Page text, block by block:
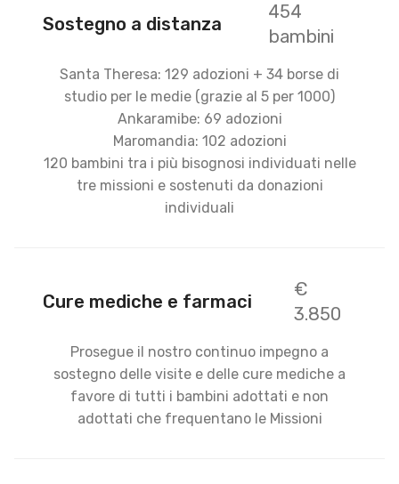
Sostegno a distanza
454
bambini
Santa Theresa: 129 adozioni + 34 borse di
studio per le medie (grazie al 5 per 1000)
Ankaramibe: 69 adozioni
Maromandia: 102 adozioni
120 bambini tra i più bisognosi individuati nelle
tre missioni e sostenuti da donazioni
individuali
Cure mediche e farmaci
€
3.850
Prosegue il nostro continuo impegno a
sostegno delle visite e delle cure mediche a
favore di tutti i bambini adottati e non
adottati che frequentano le Missioni